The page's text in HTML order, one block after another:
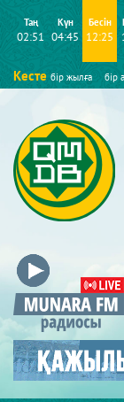
Таң
02:51
Күн
04:45
Бесін
12:25
Кесте бір жылға бір